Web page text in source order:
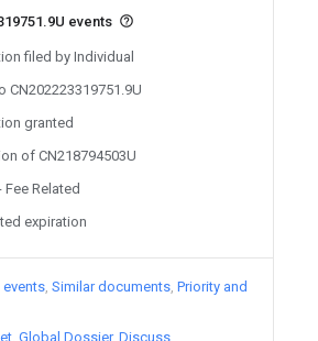
events
filed by Individual
CN202223319751.9U
granted
of CN218794503U
Fee Related
expiration
events Similar documents Priority and
Global Dossier Discuss